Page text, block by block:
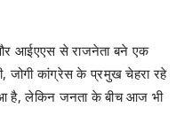
आईएएस से राजनेता बने एक
जोगी कांग्रेस के प्रमुख चेहरा रहे
है, लेकिन जनता के बीच आज भी